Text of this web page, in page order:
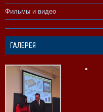
Фильмы и видео
ГАЛЕРЕЯ